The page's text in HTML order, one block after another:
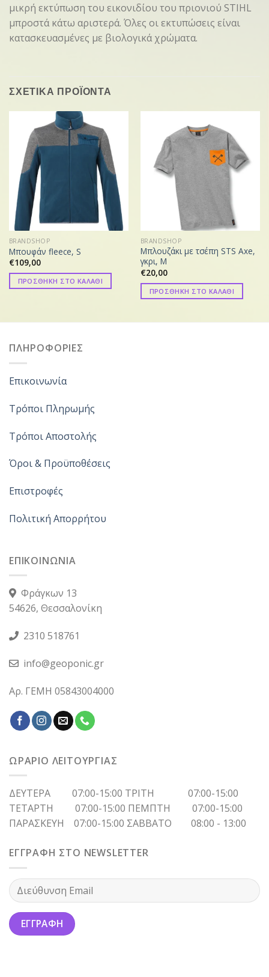
μικρή εκτύπωση του εικονιδίου του πριονιού STIHL
μπροστά κάτω αριστερά. Όλες οι εκτυπώσεις είναι
κατασκευασμένες με βιολογικά χρώματα.
ΣΧΕΤΙΚΑ ΠΡΟΪΟΝΤΑ
BRANDSHOP
Μπουφάν fleece, S
€109,00
ΠΡΟΣΘΗΚΗ ΣΤΟ ΚΑΛΑΘΙ
BRANDSHOP
Μπλουζάκι με τσέπη STS Axe,
γκρι, M
€20,00
ΠΡΟΣΘΗΚΗ ΣΤΟ ΚΑΛΑΘΙ
ΠΛΗΡΟΦΟΡΙΕΣ
Επικοινωνία
Τρόποι Πληρωμής
Τρόποι Αποστολής
Όροι & Προϋποθέσεις
Επιστροφές
Πολιτική Απορρήτου
ΕΠΙΚΟΙΝΩΝΙΑ
Φράγκων 13
54626, Θεσσαλονίκη
2310 518761
info@geoponic.gr
Αρ. ΓΕΜΗ 05843004000
ΩΡΑΡΙΟ ΛΕΙΤΟΥΡΓΙΑΣ
ΔΕΥΤΕΡΑ 07:00-15:00 ΤΡΙΤΗ 07:00-15:00
ΤΕΤΑΡΤΗ 07:00-15:00 ΠΕΜΠΤΗ 07:00-15:00
ΠΑΡΑΣΚΕΥΗ 07:00-15:00 ΣΑΒΒΑΤΟ 08:00 - 13:00
ΕΓΓΡΑΦΗ ΣΤΟ NEWSLETTER